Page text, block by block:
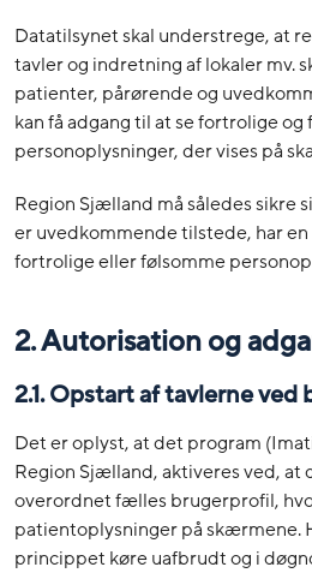
Datatilsynet skal understrege, at
tavler og indretning af lokaler mv.
patienter, pårørende og
kan få adgang til at se fortrolige og
personoplysninger, der vises på
Region Sjælland må således sikre
er uvedkommende tilstede, har
fortrolige eller følsomme
2. Autorisation og
2.1. Opstart af tavlerne
Det er oplyst, at det program
Region Sjælland, aktiveres ved, at
overordnet fælles brugerprofil,
patientoplysninger på skærmene.
princippet køre uafbrudt og i